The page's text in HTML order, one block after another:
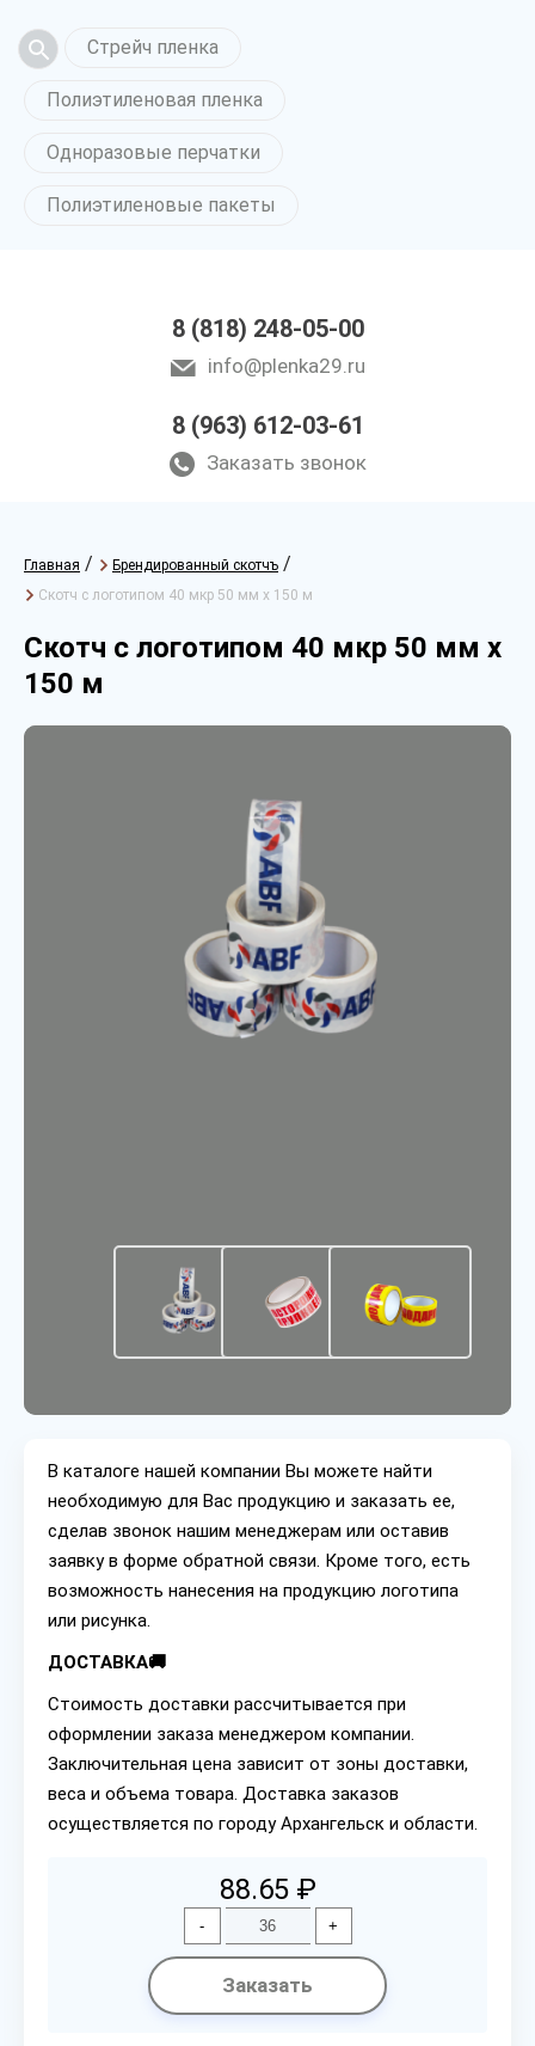
Стрейч пленка
Полиэтиленовая пленка
Одноразовые перчатки
Полиэтиленовые пакеты
8 (818) 248-05-00
info@plenka29.ru
8 (963) 612-03-61
Заказать звонок
Главная / Брендированный скотчъ /
Скотч с логотипом 40 мкр 50 мм х 150 м
Скотч с логотипом 40 мкр 50 мм х
150 м
В каталоге нашей компании Вы можете найти
необходимую для Вас продукцию и заказать ее,
сделав звонок нашим менеджерам или оставив
заявку в форме обратной связи. Кроме того, есть
возможность нанесения на продукцию логотипа
или рисунка.
ДОСТАВКА🚚
Стоимость доставки рассчитывается при
оформлении заказа менеджером компании.
Заключительная цена зависит от зоны доставки,
веса и объема товара. Доставка заказов
осуществляется по городу Архангельск и области.
88.65 ₽
- +
Заказать